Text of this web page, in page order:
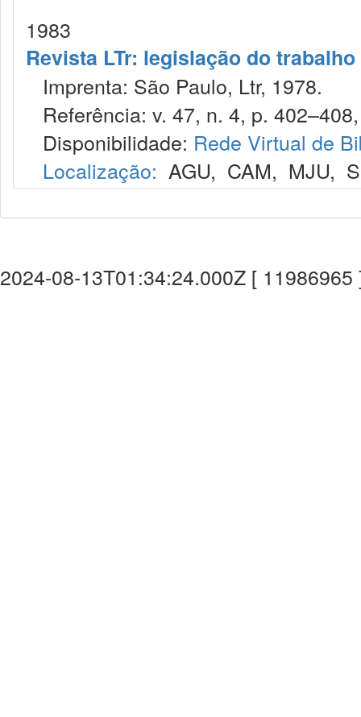
1983
Revista LTr: legislação do trabalho
Imprenta: São Paulo, Ltr, 1978.
Referência: v. 47, n. 4, p.
Disponibilidade: Rede Virtual de
Localização: AGU, CAM, MJU,
2024-08-13T01:34:24.000Z [ 11986965